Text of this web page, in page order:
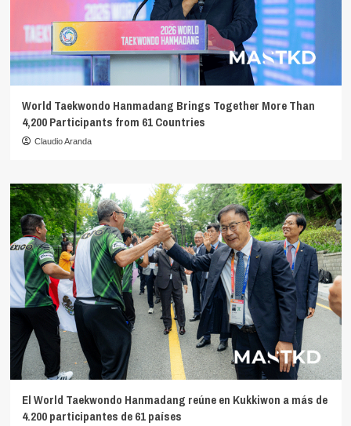
World Taekwondo Hanmadang Brings Together More Than
4,200 Participants from 61 Countries
Claudio Aranda
El World Taekwondo Hanmadang reúne en Kukkiwon a más de
4.200 participantes de 61 países